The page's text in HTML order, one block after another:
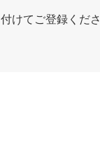
けてご登録くださ